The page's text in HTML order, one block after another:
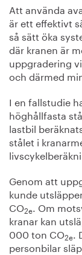
Att använda
är ett effektivt
så sätt öka
där kranen är
uppgradering
och därmed
I en fallstudie
höghållfasta
lastbil
stålet i
Genom att
kunde
CO2e . Om
kranar kan
000 ton CO2e
personbilar